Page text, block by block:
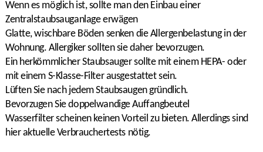
Wenn es möglich ist, sollte man den Einbau einer
Zentralstaubsauganlage erwägen
Glatte, wischbare Böden senken die Allergenbelastung in der
Wohnung. Allergiker sollten sie daher bevorzugen.
Ein herkömmlicher Staubsauger sollte mit einem HEPA- oder
mit einem S-Klasse-Filter ausgestattet sein.
Lüften Sie nach jedem Staubsaugen gründlich.
Bevorzugen Sie doppelwandige Auffangbeutel
Wasserfilter scheinen keinen Vorteil zu bieten. Allerdings sind
hier aktuelle Verbrauchertests nötig.